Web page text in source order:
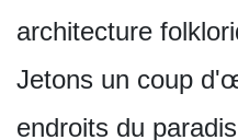
architecture
Jetons un coup
endroits du